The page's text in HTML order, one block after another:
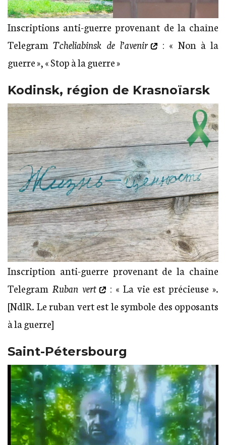
Inscriptions anti-guerre provenant de la chaîne
TelegramTcheliabinsk de l’avenir
: « Non à la
guerre », « Stop à la guerre »
Kodinsk, région de Krasnoïarsk
Inscription anti-guerre provenant de la chaîne
Telegram Ruban vert
: « La vie est précieuse ».
[NdlR. Le ruban vert est le symbole des opposants
à la guerre]
Saint-Pétersbourg